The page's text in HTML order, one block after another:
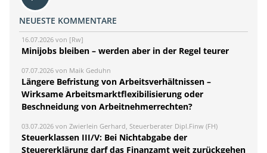
NEUESTE KOMMENTARE
16.07.2026 von [Rw]
Minijobs bleiben – werden aber in der Regel teurer
07.07.2026 von Maik Geduhn
Längere Befristung von Arbeitsverhältnissen –
Wirksame Arbeitsmarktflexibilisierung oder
Beschneidung von Arbeitnehmerrechten?
03.07.2026 von Zwierlein Gerhard, Steuerberater Dipl.Finw (FH)
Steuerklassen III/V: Bei Nichtabgabe der
Steuererklärung darf das Finanzamt weit zurückgehen